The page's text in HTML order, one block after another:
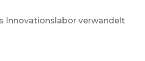
Innovationslabor verwandelt